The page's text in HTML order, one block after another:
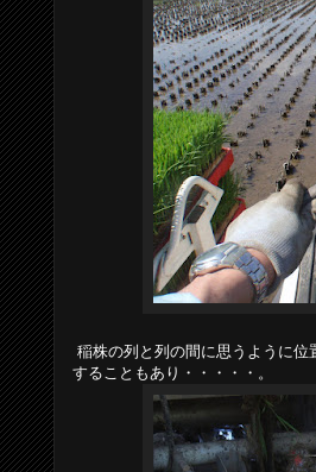
稲株の列と列の間に思うように
することもあり・・・・・。